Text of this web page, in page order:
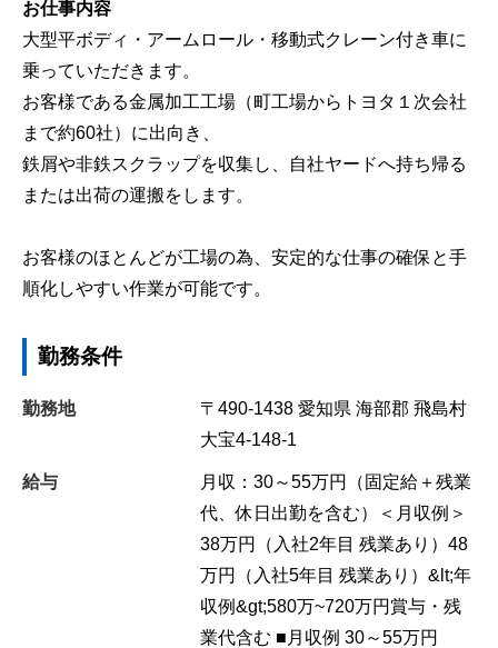
お仕事内容
大型平ボディ・アームロール・移動式クレーン付き車に
乗っていただきます。
お客様である金属加工工場（町工場からトヨタ１次会社
まで約60社）に出向き、
鉄屑や非鉄スクラップを収集し、自社ヤードへ持ち帰る
または出荷の運搬をします。
お客様のほとんどが工場の為、安定的な仕事の確保と手
順化しやすい作業が可能です。
勤務条件
勤務地 〒490-1438 愛知県 海部郡 飛島村
大宝4-148-1
給与
月収：30～55万円（固定給＋残業
代、休日出勤を含む）＜月収例＞
38万円（入社2年目 残業あり）48
万円（入社5年目 残業あり）&lt;年
収例&gt;580万~720万円賞与・残
業代含む ■月収例 30～55万円